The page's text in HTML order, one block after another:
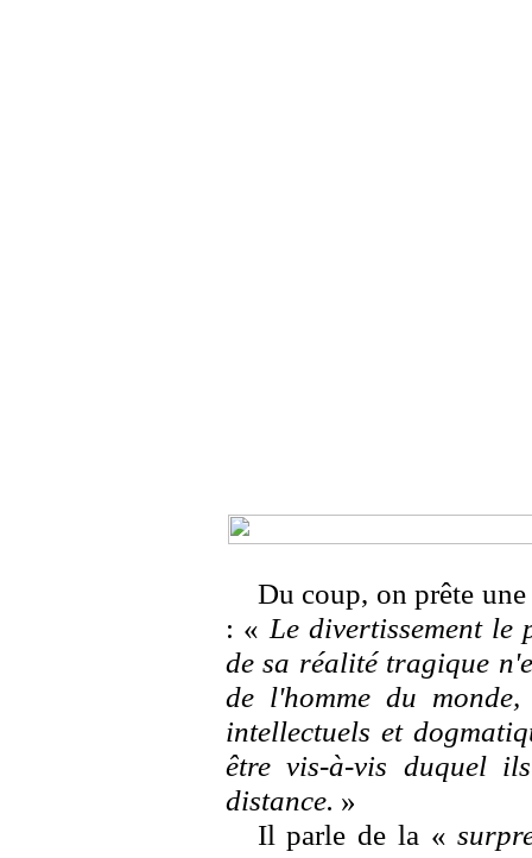
Du coup, on prête
: « Le divertissement
de sa réalité tragique
de l'homme du
intellectuels et
être vis-à-vis duquel
distance. »
Il parle de la «